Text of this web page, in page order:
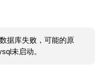
据库失败，可能的原
未启动。